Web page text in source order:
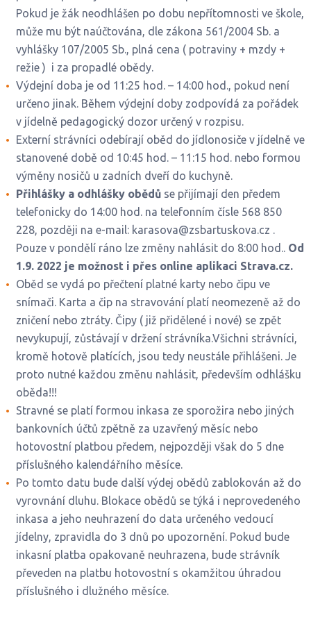
Pokud je žák neodhlášen po dobu nepřítomnosti ve škole,
může mu být naúčtována, dle zákona 561/2004 Sb. a
vyhlášky 107/2005 Sb., plná cena ( potraviny + mzdy +
režie ) i za propadlé obědy.
Výdejní doba je od 11:25 hod. – 14:00 hod., pokud není
určeno jinak. Během výdejní doby zodpovídá za pořádek
v jídelně pedagogický dozor určený v rozpisu.
Externí strávníci odebírají oběd do jídlonosiče v jídelně ve
stanovené době od 10:45 hod. – 11:15 hod. nebo formou
výměny nosičů u zadních dveří do kuchyně.
Přihlášky a odhlášky obědůse přijímají den předem
telefonicky do 14:00 hod. na telefonním čísle 568 850
228, později na e-mail: karasova@zsbartuskova.cz .
Pouze v pondělí ráno lze změny nahlásit do 8:00 hod..Od
1.9. 2022 je možnost i přes online aplikaci Strava.cz.
Oběd se vydá po přečtení platné karty nebo čipu ve
snímači. Karta a čip na stravování platí neomezeně až do
zničení nebo ztráty. Čipy ( již přidělené i nové) se zpět
nevykupují, zůstávají v držení strávníka.Všichni strávníci,
kromě hotově platících, jsou tedy neustále přihlášeni. Je
proto nutné každou změnu nahlásit, především odhlášku
oběda!!!
Stravné se platí formou inkasa ze sporožira nebo jiných
bankovních účtů zpětně za uzavřený měsíc nebo
hotovostní platbou předem, nejpozději však do 5 dne
příslušného kalendářního měsíce.
Po tomto datu bude další výdej obědů zablokován až do
vyrovnání dluhu. Blokace obědů se týká i neprovedeného
inkasa a jeho neuhrazení do data určeného vedoucí
jídelny, zpravidla do 3 dnů po upozornění. Pokud bude
inkasní platba opakovaně neuhrazena, bude strávník
převeden na platbu hotovostní s okamžitou úhradou
příslušného i dlužného měsíce.